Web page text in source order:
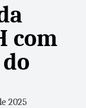
com
2025